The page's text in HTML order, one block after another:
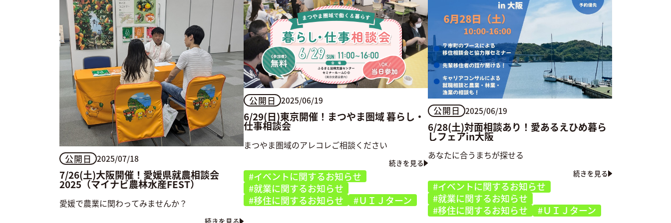
公開日 2025/07/18
7/26(土)大阪開催！愛媛県就農相談会
2025（マイナビ農林水産FEST）
愛媛で農業に関わってみませんか？
公開日 2025/06/19
6/29(日)東京開催！まつやま圏域 暮らし・
仕事相談会
まつやま圏域のアレコレご相談ください
続きを見る
#イベントに関するお知らせ
#就業に関するお知らせ
#移住に関するお知らせ
#ＵＩＪターン
公開日 2025/06/19
6/28(土)対面相談あり！愛あるえひめ暮ら
しフェアin大阪
あなたに合うまちが探せる
続きを見る
#イベントに関するお知らせ
#就業に関するお知らせ
#移住に関するお知らせ
#ＵＩＪターン